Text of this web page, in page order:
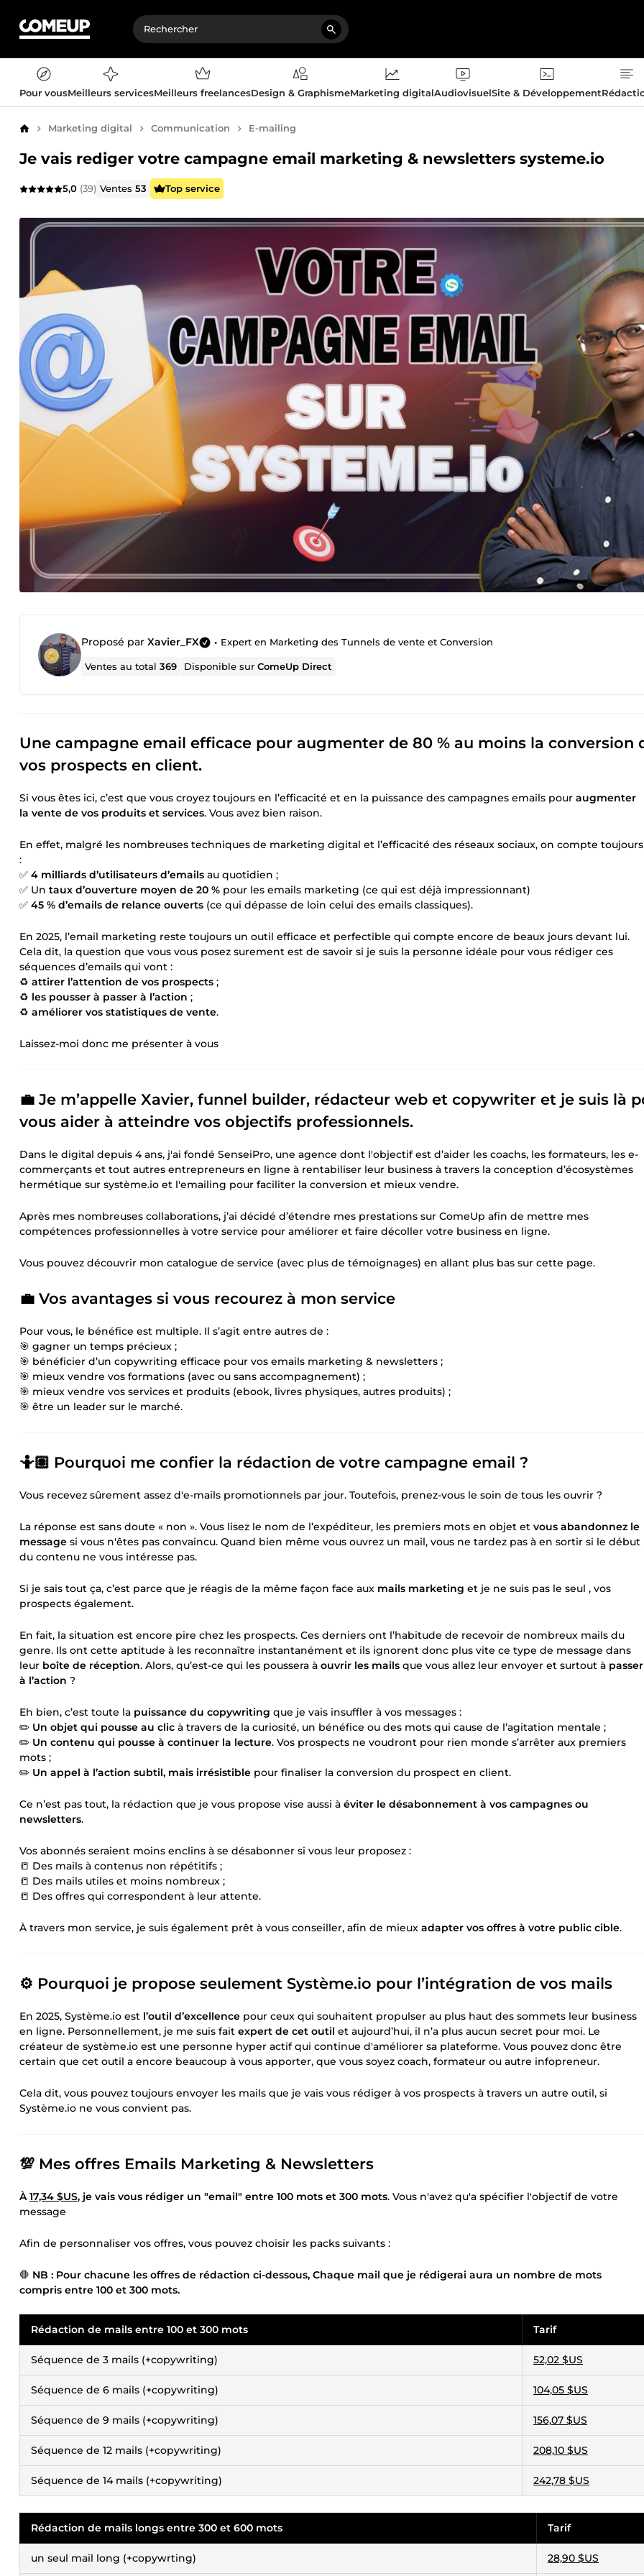
Pour vousMeilleurs servicesMeilleurs freelancesDesign & GraphismeMarketing digitalAudiovisuelSite & Développement
AccueilMarketing digital Communication E-mailing
Je vais rediger votre campagne email marketing & newsletters systeme.io
5,0 (39) Ventes53 Top service
Proposé par Xavier_FX • Expert en Marketing des Tunnels de vente et Conversion
Ventes au total369 Disponible surComeUp Direct
Une campagne email efficace pour augmenter de 80 % au moins la conversion
vos prospects en client.
Si vous êtes ici, c’est que vous croyez toujours en l’efficacité et en la puissance des campagnes emails pour augmenter
la vente de vos produits et services. Vous avez bien raison.
En effet, malgré les nombreuses techniques de marketing digital et l’efficacité des réseaux sociaux, on compte toujours
:
✅ 4 milliards d’utilisateurs d’emails au quotidien ;
✅ Un taux d’ouverture moyen de 20 % pour les emails marketing (ce qui est déjà impressionnant)
✅ 45 % d’emails de relance ouverts (ce qui dépasse de loin celui des emails classiques).
En 2025, l’email marketing reste toujours un outil efficace et perfectible qui compte encore de beaux jours devant lui.
Cela dit, la question que vous vous posez surement est de savoir si je suis la personne idéale pour vous rédiger ces
séquences d’emails qui vont :
♻️ attirer l’attention de vos prospects ;
♻️ les pousser à passer à l’action ;
♻️ améliorer vos statistiques de vente.
Laissez-moi donc me présenter à vous
💼 Je m’appelle Xavier, funnel builder, rédacteur web et copywriter et je suis là
vous aider à atteindre vos objectifs professionnels.
Dans le digital depuis 4 ans, j'ai fondé SenseiPro, une agence dont l'objectif est d’aider les coachs, les formateurs, les e-
commerçants et tout autres entrepreneurs en ligne à rentabiliser leur business à travers la conception d’écosystèmes
hermétique sur système.io et l'emailing pour faciliter la conversion et mieux vendre.
Après mes nombreuses collaborations, j’ai décidé d’étendre mes prestations sur ComeUp afin de mettre mes
compétences professionnelles à votre service pour améliorer et faire décoller votre business en ligne.
Vous pouvez découvrir mon catalogue de service (avec plus de témoignages) en allant plus bas sur cette page.
💼 Vos avantages si vous recourez à mon service
Pour vous, le bénéfice est multiple. Il s’agit entre autres de :
🎯 gagner un temps précieux ;
🎯 bénéficier d’un copywriting efficace pour vos emails marketing & newsletters ;
🎯 mieux vendre vos formations (avec ou sans accompagnement) ;
🎯 mieux vendre vos services et produits (ebook, livres physiques, autres produits) ;
🎯 être un leader sur le marché.
🤷🏽 Pourquoi me confier la rédaction de votre campagne email ?
Vous recevez sûrement assez d'e-mails promotionnels par jour. Toutefois, prenez-vous le soin de tous les ouvrir ?
La réponse est sans doute « non ». Vous lisez le nom de l’expéditeur, les premiers mots en objet et vous abandonnez le
message si vous n'êtes pas convaincu. Quand bien même vous ouvrez un mail, vous ne tardez pas à en sortir si le début
du contenu ne vous intéresse pas.
Si je sais tout ça, c’est parce que je réagis de la même façon face aux mails marketing et je ne suis pas le seul , vos
prospects également.
En fait, la situation est encore pire chez les prospects. Ces derniers ont l’habitude de recevoir de nombreux mails du
genre. Ils ont cette aptitude à les reconnaître instantanément et ils ignorent donc plus vite ce type de message dans
leur boîte de réception. Alors, qu’est-ce qui les poussera à ouvrir les mails que vous allez leur envoyer et surtout à passer
à l’action ?
Eh bien, c’est toute la puissance du copywriting que je vais insuffler à vos messages :
✏️ Un objet qui pousse au clic à travers de la curiosité, un bénéfice ou des mots qui cause de l’agitation mentale ;
✏️ Un contenu qui pousse à continuer la lecture. Vos prospects ne voudront pour rien monde s’arrêter aux premiers
mots ;
✏️ Un appel à l’action subtil, mais irrésistible pour finaliser la conversion du prospect en client.
Ce n’est pas tout, la rédaction que je vous propose vise aussi à éviter le désabonnement à vos campagnes ou
newsletters.
Vos abonnés seraient moins enclins à se désabonner si vous leur proposez :
📒 Des mails à contenus non répétitifs ;
📒 Des mails utiles et moins nombreux ;
📒 Des offres qui correspondent à leur attente.
À travers mon service, je suis également prêt à vous conseiller, afin de mieux adapter vos offres à votre public cible.
⚙️ Pourquoi je propose seulement Système.io pour l’intégration de vos mails
En 2025, Système.io est l’outil d’excellence pour ceux qui souhaitent propulser au plus haut des sommets leur business
en ligne. Personnellement, je me suis fait expert de cet outil et aujourd’hui, il n’a plus aucun secret pour moi. Le
créateur de système.io est une personne hyper actif qui continue d'améliorer sa plateforme. Vous pouvez donc être
certain que cet outil a encore beaucoup à vous apporter, que vous soyez coach, formateur ou autre infopreneur.
Cela dit, vous pouvez toujours envoyer les mails que je vais vous rédiger à vos prospects à travers un autre outil, si
Système.io ne vous convient pas.
💯 Mes offres Emails Marketing & Newsletters
À17,34 $US, je vais vous rédiger un "email" entre 100 mots et 300 mots. Vous n'avez qu'a spécifier l'objectif de votre
message
Afin de personnaliser vos offres, vous pouvez choisir les packs suivants :
🛑 NB : Pour chacune les offres de rédaction ci-dessous, Chaque mail que je rédigerai aura un nombre de mots
compris entre 100 et 300 mots.
Rédaction de mails entre 100 et 300 mots Tarif
Séquence de 3 mails (+copywriting) 52,02 $US
Séquence de 6 mails (+copywriting) 104,05 $US
Séquence de 9 mails (+copywriting) 156,07 $US
Séquence de 12 mails (+copywriting) 208,10 $US
Séquence de 14 mails (+copywriting) 242,78 $US
Rédaction de mails longs entre 300 et 600 mots Tarif
un seul mail long (+copywrting) 28,90 $US